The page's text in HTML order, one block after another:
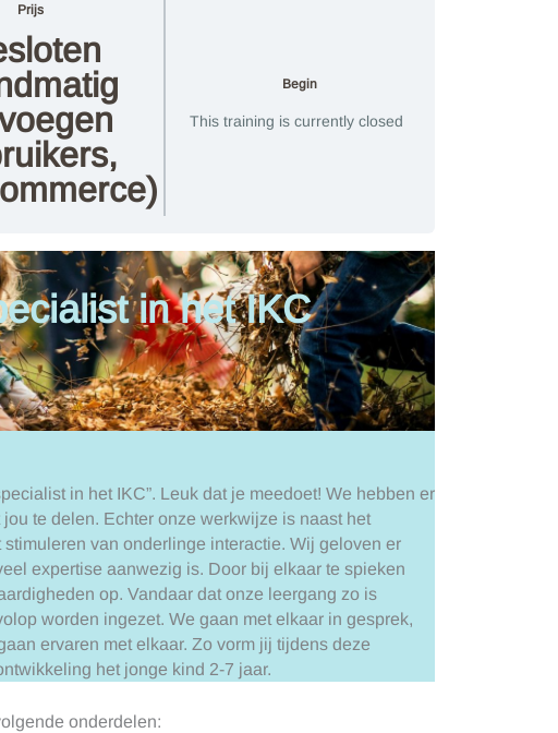
Prijs
Begin
This training is currently closed
in het IKC
in het IKC”. Leuk dat je meedoet! We hebben er
te delen. Echter onze werkwijze is naast het
van onderlinge interactie. Wij geloven er
expertise aanwezig is. Door bij elkaar te spieken
op. Vandaar dat onze leergang zo is
worden ingezet. We gaan met elkaar in gesprek,
ervaren met elkaar. Zo vorm jij tijdens deze
het jonge kind 2-7 jaar.
onderdelen: